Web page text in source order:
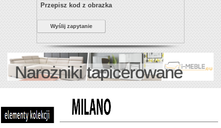
Przepisz kod z obrazka
Wyślij zapytanie
Narożniki tapicerowane